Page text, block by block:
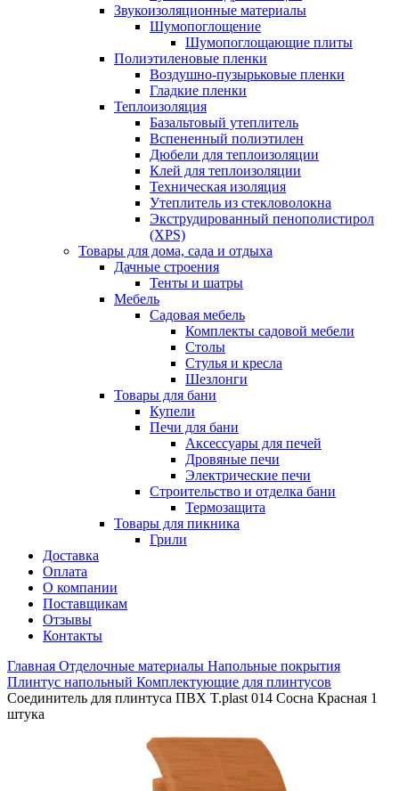
Звукоизоляционные материалы
Шумопоглощение
Шумопоглощающие плиты
Полиэтиленовые пленки
Воздушно-пузырьковые пленки
Гладкие пленки
Теплоизоляция
Базальтовый утеплитель
Вспененный полиэтилен
Дюбели для теплоизоляции
Клей для теплоизоляции
Техническая изоляция
Утеплитель из стекловолокна
Экструдированный пенополистирол
(XPS)
Товары для дома, сада и отдыха
Дачные строения
Тенты и шатры
Мебель
Садовая мебель
Комплекты садовой мебели
Столы
Стулья и кресла
Шезлонги
Товары для бани
Купели
Печи для бани
Аксессуары для печей
Дровяные печи
Электрические печи
Строительство и отделка бани
Термозащита
Товары для пикника
Грили
Доставка
Оплата
О компании
Поставщикам
Отзывы
Контакты
Главная Отделочные материалы Напольные покрытия
Плинтус напольный Комплектующие для плинтусов
Соединитель для плинтуса ПВХ T.рlast 014 Сосна Красная 1
штука